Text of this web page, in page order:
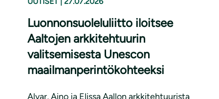
Luonnonsuoleluliitto iloitsee
Aaltojen arkkitehtuurin
valitsemisesta Unescon
maailmanperintökohteeksi
Alvar, Aino ja Elissa Aallon arkkitehtuurista